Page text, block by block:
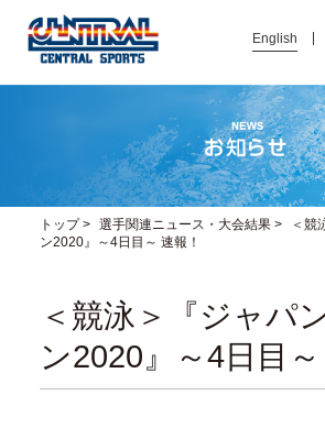
English
トップ> 選手関連ニュース・大会結果>
＜競
ン2020』～4日目～ 速報！
＜競泳＞『ジャパ
ン2020』～4日目～